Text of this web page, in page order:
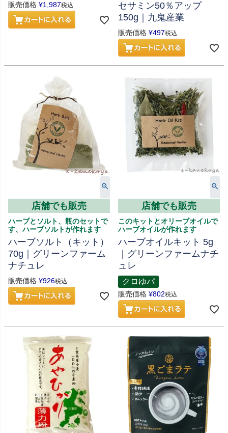
販売価格 ¥1,987税込
セサミン50％アップ
150g｜九鬼産業
販売価格 ¥497税込
店舗でも販売
ハーブとソルト、瓶のセットで
す、ハーブソルトが作れます
ハーブソルト（キット）
70g｜グリーンファーム
ナチュレ
販売価格 ¥926税込
店舗でも販売
このキットとオリーブオイルで
ハーブオイルが作れます
ハーブオイルキット 5g
｜グリーンファームナチ
ュレ
クロゆパ
販売価格 ¥802税込